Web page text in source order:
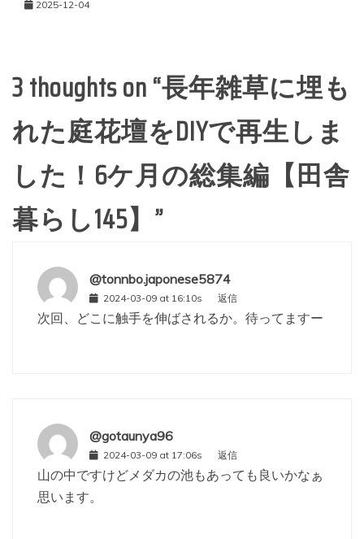
2025-12-04
3 thoughts on “長年雑草に埋も
れた庭花壇をDIYで再生しま
した！6ケ月の総集編【田舎
暮らし145】 ”
@tonnbo.japonese5874
2024-03-09 at 16:10s 返信
次回、どこに触手を伸ばされるか。待ってますー
@gotaunya96
2024-03-09 at 17:06s 返信
山の中ですけどメダカの池もあっても良いかなぁ
思います。